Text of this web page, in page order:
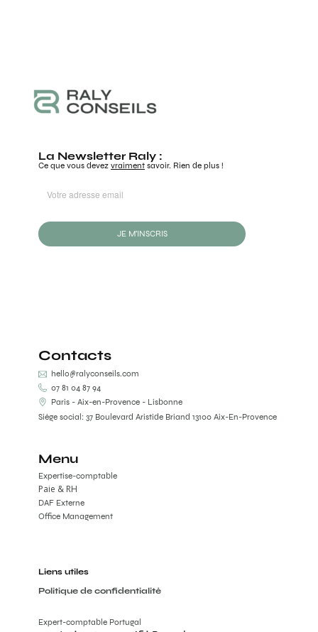
La Newsletter Raly :
Ce que vous devez vraiment savoir. Rien de plus !
JE M'INSCRIS
Contacts
hello@ralyconseils.com
07 81 04 87 94
Paris - Aix-en-Provence - Lisbonne
Siège social: 37 Boulevard Aristide Briand 13100 Aix-En-Provence
Menu
Expertise-comptable
DAF Externe
Office Management
Paie & RH
Liens utiles
Politique de confidentialité
Expert-comptable Portugal